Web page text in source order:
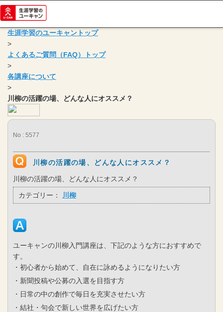
生涯学習のユーキャントップ
>
よくあるご質問（FAQ）トップ
>
各講座について
>
川柳の活躍の場、どんな人にオススメ？
No : 5577
川柳の活躍の場、どんな人にオススメ？
川柳の活躍の場、どんな人にオススメ？
カテゴリー： 川柳
ユーキャンの川柳入門講座は、下記のような方におすすめで
す。
・初心者から始めて、自在に詠めるようになりたい方
・新聞投稿や公募の入選を目指す方
・日常の中の創作で毎日を充実させたい方
・結社・句会で新しい世界を広げたい方